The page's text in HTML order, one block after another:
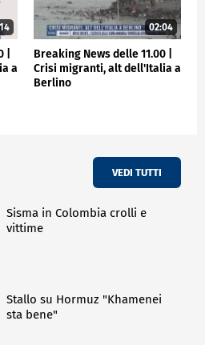
a
02:04
Breaking News delle 11.00 |
Crisi migranti, alt dell'Italia a
Berlino
VEDI TUTTI
Sisma in Colombia crolli e
vittime
Stallo su Hormuz "Khamenei
sta bene"